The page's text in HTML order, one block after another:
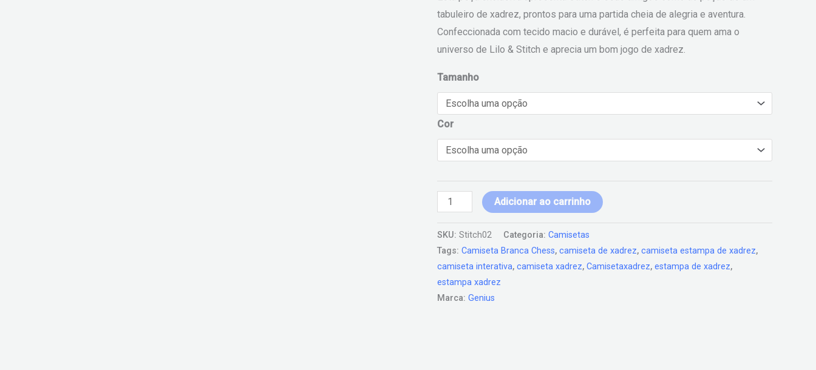
tabuleiro de xadrez, prontos para uma partida cheia de alegria e aventura.
Confeccionada com tecido macio e durável, é perfeita para quem ama o
universo de Lilo & Stitch e aprecia um bom jogo de xadrez.
Tamanho
Cor
Adicionar ao carrinho
SKU: Stitch02 Categoria: Camisetas
Tags: Camiseta Branca Chess, camiseta de xadrez, camiseta estampa de xadrez,
camiseta interativa, camiseta xadrez, Camisetaxadrez, estampa de xadrez,
estampa xadrez
Marca: Genius